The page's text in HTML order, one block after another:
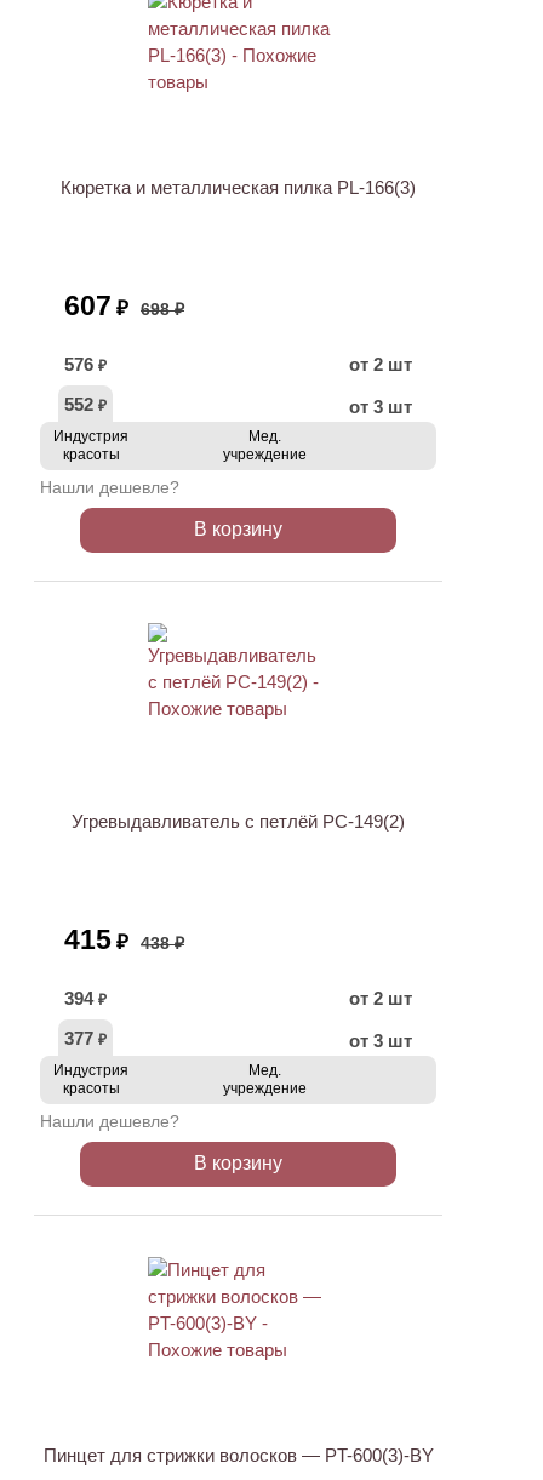
Кюретка и металлическая пилка PL-166(3)
607 ₽ 698 ₽
576 ₽
от 2 шт
552 ₽ от 3 шт
Индустрия
красоты
Мед.
учреждение
Нашли дешевле?
В корзину
Угревыдавливатель с петлёй PC-149(2)
415 ₽ 438 ₽
394 ₽
от 2 шт
377 ₽ от 3 шт
Индустрия
красоты
Мед.
учреждение
Нашли дешевле?
В корзину
Пинцет для стрижки волосков — PT-600(3)-BY